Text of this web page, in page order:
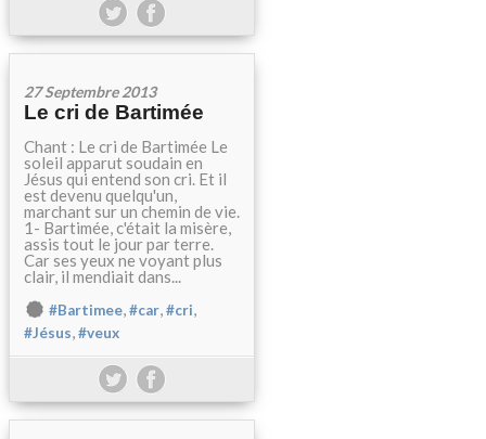
27 Septembre 2013
Le cri de Bartimée
Chant : Le cri de Bartimée Le
soleil apparut soudain en
Jésus qui entend son cri. Et il
est devenu quelqu'un,
marchant sur un chemin de vie.
1- Bartimée, c'était la misère,
assis tout le jour par terre.
Car ses yeux ne voyant plus
clair, il mendiait dans...
#Bartimee,#car,#cri,
#Jésus,#veux